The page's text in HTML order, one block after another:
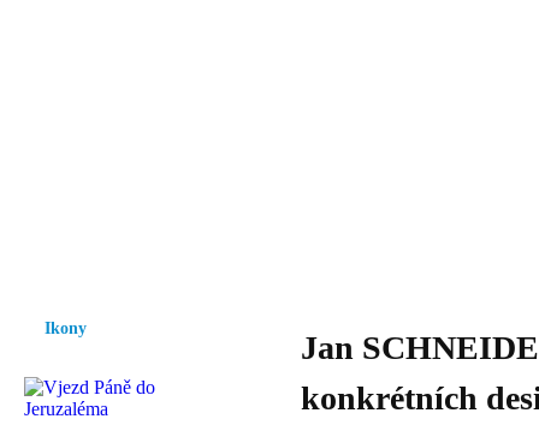
Ikony
Jan
konkrétních